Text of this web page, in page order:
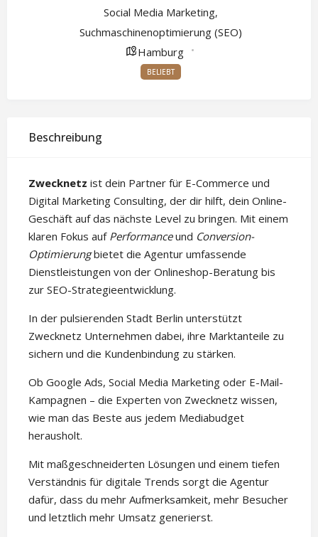
Social Media Marketing,
Suchmaschinenoptimierung (SEO)
Hamburg
BELIEBT
Beschreibung
Zwecknetz ist dein Partner für E-Commerce und
Digital Marketing Consulting, der dir hilft, dein Online-
Geschäft auf das nächste Level zu bringen. Mit einem
klaren Fokus auf Performanceund Conversion-
Optimierungbietet die Agentur umfassende
Dienstleistungen von der Onlineshop-Beratung bis
zur SEO-Strategieentwicklung.
In der pulsierenden Stadt Berlin unterstützt
Zwecknetz Unternehmen dabei, ihre Marktanteile zu
sichern und die Kundenbindung zu stärken.
Ob Google Ads, Social Media Marketing oder E-Mail-
Kampagnen – die Experten von Zwecknetz wissen,
wie man das Beste aus jedem Mediabudget
herausholt.
Mit maßgeschneiderten Lösungen und einem tiefen
Verständnis für digitale Trends sorgt die Agentur
dafür, dass du mehr Aufmerksamkeit, mehr Besucher
und letztlich mehr Umsatz generierst.